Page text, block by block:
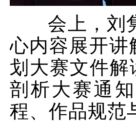
会上，刘
心内容展开讲
划大赛文件解
剖析大赛通
程、作品规范